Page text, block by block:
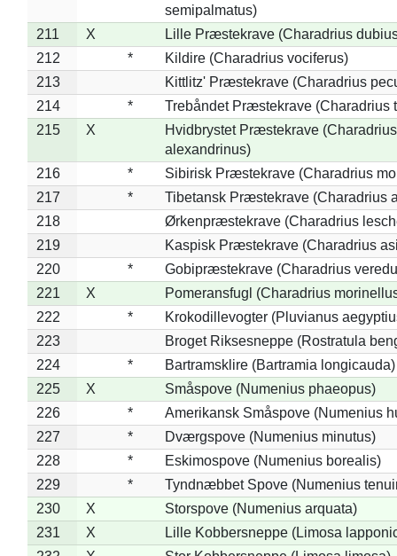
semipalmatus)
211
X
Lille Præstekrave (Charadrius
212
*
Kildire (Charadrius vociferus)
213
Kittlitz' Præstekrave (Charadrius
214
*
Trebåndet Præstekrave (Charadrius
215
X
Hvidbrystet Præstekrave (Charadrius
alexandrinus)
216
*
Sibirisk Præstekrave (Charadrius
217
*
Tibetansk Præstekrave (Charadrius
218
Ørkenpræstekrave (Charadrius
219
Kaspisk Præstekrave (Charadrius
220
*
Gobipræstekrave (Charadrius
221
X
Pomeransfugl (Charadrius
222
*
Krokodillevogter (Pluvianus
223
Broget Riksesneppe (Rostratula
224
*
Bartramsklire (Bartramia longicauda)
225
X
Småspove (Numenius phaeopus)
226
*
Amerikansk Småspove (Numenius
227
*
Dværgspove (Numenius minutus)
228
*
Eskimospove (Numenius borealis)
229
*
Tyndnæbbet Spove (Numenius
230
X
Storspove (Numenius arquata)
231
X
Lille Kobbersneppe (Limosa